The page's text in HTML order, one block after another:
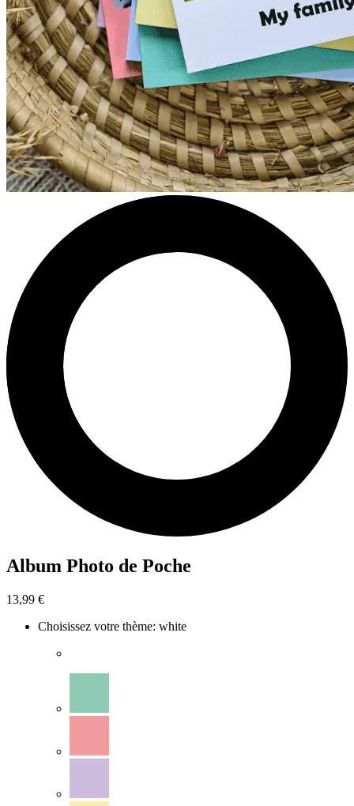
Album Photo de Poche
13,99 €
Choisissez votre thème: white